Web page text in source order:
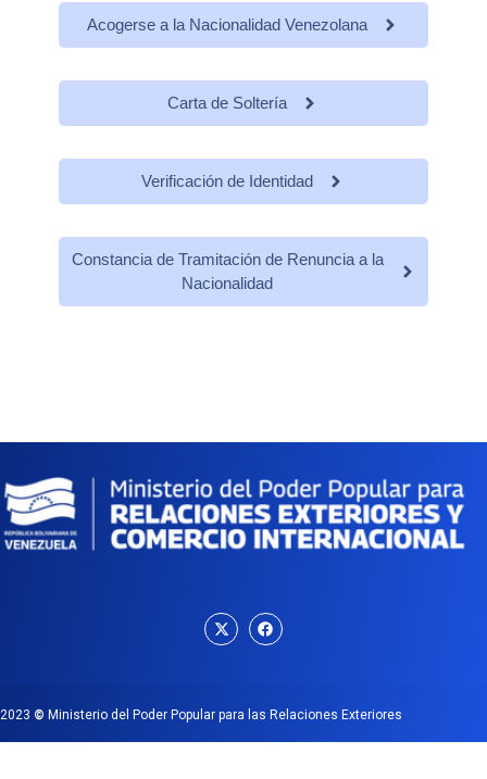
Acogerse a la Nacionalidad Venezolana
Carta de Soltería
Verificación de Identidad
Constancia de Tramitación de Renuncia a la
Nacionalidad
2023 © Ministerio del Poder Popular para las Relaciones Exteriores